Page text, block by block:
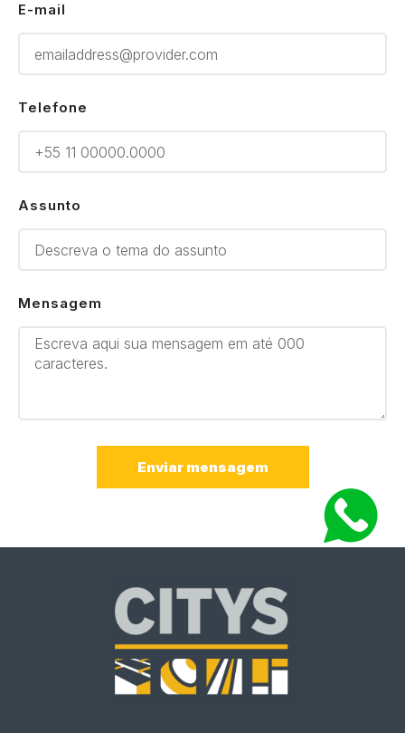
E-mail
Telefone
Assunto
Mensagem
Enviar mensagem